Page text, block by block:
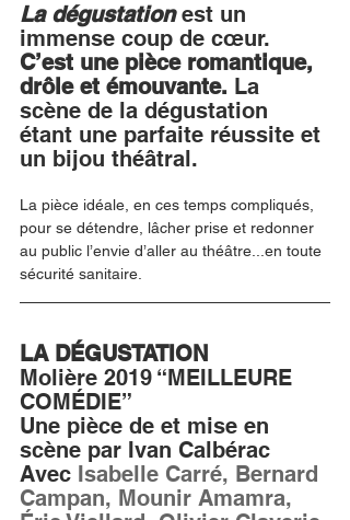
La dégustation est un
immense coup de cœur.
C’est une pièce romantique,
drôle et émouvante. La
scène de la dégustation
étant une parfaite réussite et
un bijou théâtral.
La pièce idéale, en ces temps compliqués,
pour se détendre, lâcher prise et redonner
au public l’envie d’aller au théâtre...en toute
sécurité sanitaire.
LA DÉGUSTATION
Molière 2019 “MEILLEURE
COMÉDIE”
Une pièce de et mise en
scène par Ivan Calbérac
Avec Isabelle Carré, Bernard
Campan, Mounir Amamra,